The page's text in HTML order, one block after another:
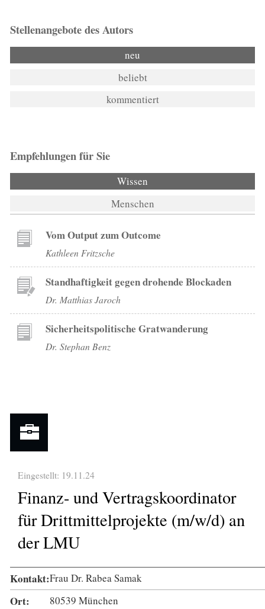
Stellenangebote des Autors
neu
beliebt
kommentiert
Empfehlungen für Sie
Wissen
Menschen
Vom Output zum Outcome
Kathleen Fritzsche
Standhaftigkeit gegen drohende Blockaden
Dr. Matthias Jaroch
Sicherheitspolitische Gratwanderung
Dr. Stephan Benz
Eingestellt: 19.11.24
Finanz- und Vertragskoordinator
für Drittmittelprojekte (m/w/d) an
der LMU
Kontakt:Frau Dr. Rabea Samak
Ort: 80539 München